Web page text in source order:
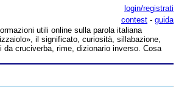
login/registrati
contest - guida
utili online sulla parola italiana
il significato, curiosità, sillabazione,
da cruciverba, rime, dizionario inverso. Cosa